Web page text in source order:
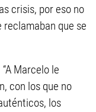
crisis, por eso no
que se
Marcelo le
con los que no
los